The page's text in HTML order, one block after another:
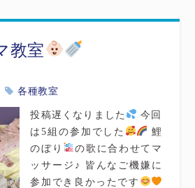
教室
各種教室
投稿遅くなりました
今回
は5組の参加でした
鯉
のぼり
の歌に合わせてマ
ッサージ♪ 皆んなご機嫌に
参加でき良かったです